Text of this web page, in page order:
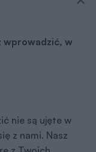
wprowadzić, w
nie są ujęte w
z nami. Nasz